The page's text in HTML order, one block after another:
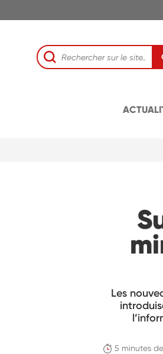
Les
5 minutes